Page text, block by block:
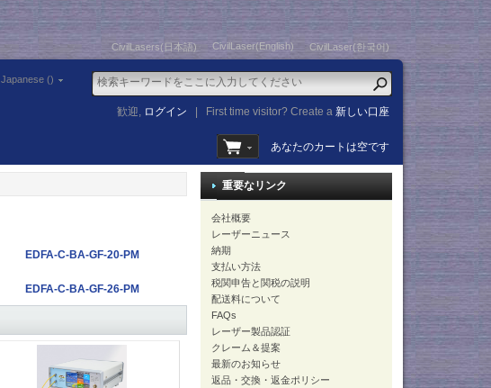
CivilLasers(日本語) CivilLaser(English) CivilLaser(한국어)
Japanese ()
歓迎, ログイン First time visitor? Create a新しい口座
あなたのカートは空です
EDFA-C-BA-GF-20-PM
EDFA-C-BA-GF-26-PM
重要なリンク
会社概要
レーザーニュース
納期
支払い方法
税関申告と関税の説明
配送料について
FAQs
レーザー製品認証
クレーム＆提案
最新のお知らせ
返品・交換・返金ポリシー